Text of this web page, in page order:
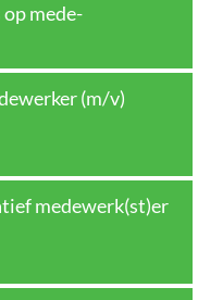
mede-
(m/v)
medewerk(st)er